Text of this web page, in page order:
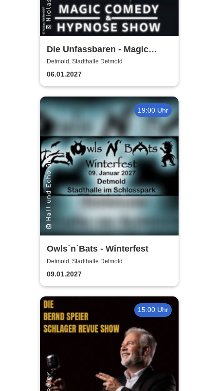
Die Unfassbaren - Magic
Comedy & Hypnose
Detmold, Stadthalle Detmold
06.01.2027
19:00 Uhr
Owls´n´Bats - Winterfest
Detmold, Stadthalle Detmold
09.01.2027
15:00 Uhr